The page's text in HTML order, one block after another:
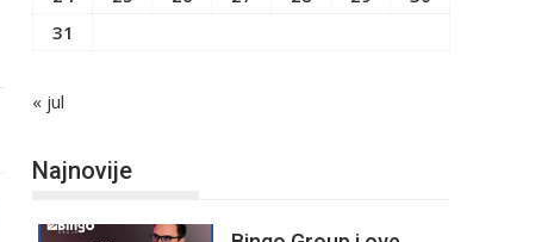
31
« jul
Najnovije